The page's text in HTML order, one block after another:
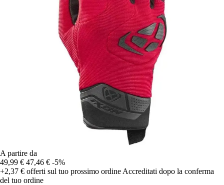
A partire da
49,99 € 47,46 € -5%
+2,37 € offerti sul tuo prossimo ordine Accreditati dopo la conferma
del tuo ordine